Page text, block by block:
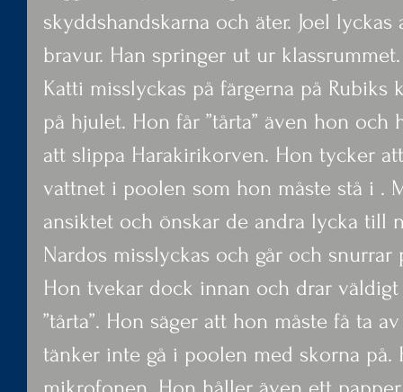
skyddshandskarna och äter. Joel
bravur. Han springer ut ur
Katti misslyckas på färgerna på
på hjulet. Hon får ”tårta” även hon
att slippa Harakirikorven. Hon tycker
vattnet i poolen som hon måste stå i .
ansiktet och önskar de andra lycka till
Nardos misslyckas och går och
Hon tvekar dock innan och drar
”tårta”. Hon säger att hon måste få ta
tänker inte gå i poolen med skorna